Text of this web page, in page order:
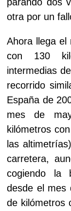
otra por un
Ahora llega el
con 130
intermedias
recorrido
España de
mes de
kilómetros
las
carretera,
cogiendo la
desde el mes
de kilómetros